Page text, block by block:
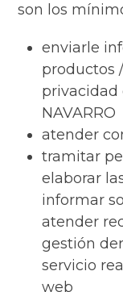
son los
enviarle
productos
privacidad
NAVARRO
atender
tramitar
elaborar
informar
atender
gestión
servicio
web